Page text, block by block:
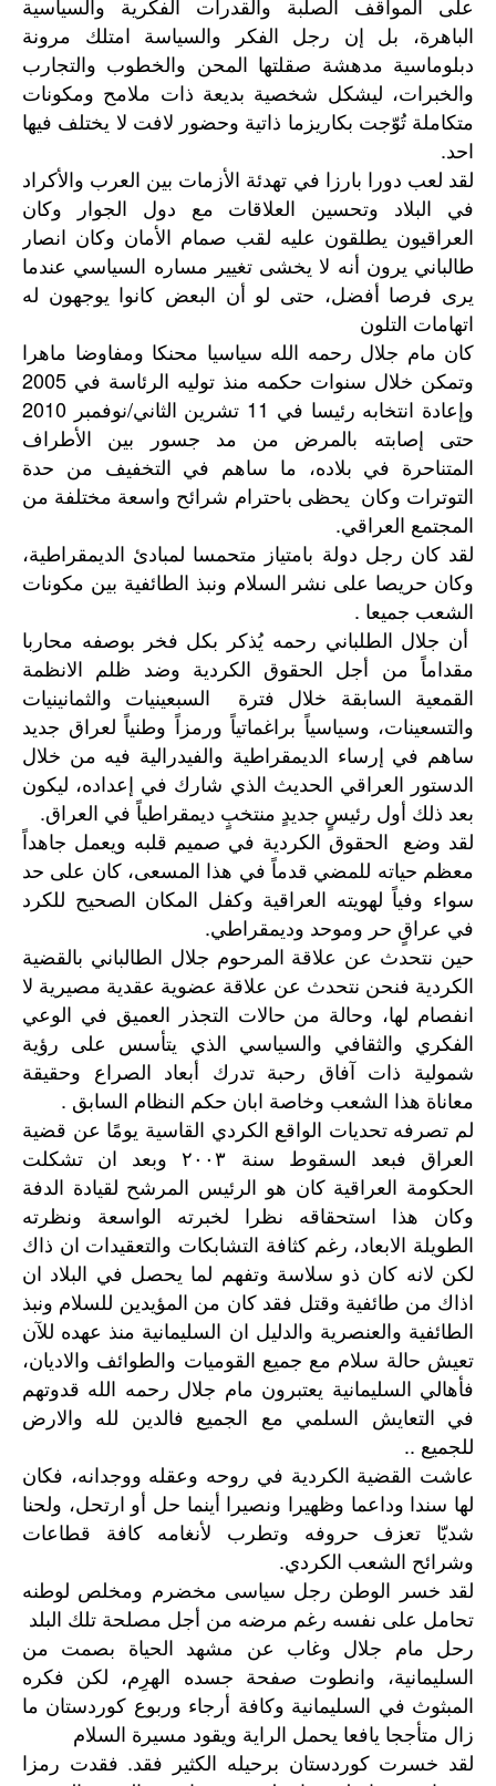
الباهرة، بل إن رجل الفكر والسياسة امتلك مرونة
دبلوماسية مدهشة صقلتها المحن والخطوب والتجارب
والخبرات، ليشكل شخصية بديعة ذات ملامح ومكونات
متكاملة تُوّجت بكاريزما ذاتية وحضور لافت لا يختلف فيها
احد.
لقد لعب دورا بارزا في تهدئة الأزمات بين العرب والأكراد
في البلاد وتحسين العلاقات مع دول الجوار وكان
العراقيون يطلقون عليه لقب صمام الأمان وكان انصار
طالباني يرون أنه لا يخشى تغيير مساره السياسي عندما
يرى فرصا أفضل، حتى لو أن البعض كانوا يوجهون له
اتهامات التلون
كان مام جلال رحمه الله سياسيا محنكا ومفاوضا ماهرا
وتمكن خلال سنوات حكمه منذ توليه الرئاسة في 2005
وإعادة انتخابه رئيسا في 11 تشرين الثاني/نوفمبر 2010
حتى إصابته بالمرض من مد جسور بين الأطراف
المتناحرة في بلاده، ما ساهم في التخفيف من حدة
التوترات وكان يحظى باحترام شرائح واسعة مختلفة من
المجتمع العراقي.
لقد كان رجل دولة بامتياز متحمسا لمبادئ الديمقراطية،
وكان حريصا على نشر السلام ونبذ الطائفية بين مكونات
الشعب جميعا .
أن جلال الطلباني رحمه يُذكر بكل فخر بوصفه محاربا
مقداماً من أجل الحقوق الكردية وضد ظلم الانظمة
القمعية السابقة خلال فترة السبعينيات والثمانينيات
والتسعينات، وسياسياً براغماتياً ورمزاً وطنياً لعراق جديد
ساهم في إرساء الديمقراطية والفيدرالية فيه من خلال
الدستور العراقي الحديث الذي شارك في إعداده، ليكون
بعد ذلك أول رئيسٍ جديدٍ منتخبٍ ديمقراطياً في العراق.
لقد وضع الحقوق الكردية في صميم قلبه ويعمل جاهداً
معظم حياته للمضي قدماً في هذا المسعى، كان على حد
سواء وفياً لهويته العراقية وكفل المكان الصحيح للكرد
في عراقٍ حر وموحد وديمقراطي.
حين نتحدث عن علاقة المرحوم جلال الطالباني بالقضية
الكردية فنحن نتحدث عن علاقة عضوية عقدية مصيرية لا
انفصام لها، وحالة من حالات التجذر العميق في الوعي
الفكري والثقافي والسياسي الذي يتأسس على رؤية
شمولية ذات آفاق رحبة تدرك أبعاد الصراع وحقيقة
معاناة هذا الشعب وخاصة ابان حكم النظام السابق .
لم تصرفه تحديات الواقع الكردي القاسية يومًا عن قضية
العراق فبعد السقوط سنة ٢٠٠٣ وبعد ان تشكلت
الحكومة العراقية كان هو الرئيس المرشح لقيادة الدفة
وكان هذا استحقاقه نظرا لخبرته الواسعة ونظرته
الطويلة الابعاد، رغم كثافة التشابكات والتعقيدات ان ذاك
لكن لانه كان ذو سلاسة وتفهم لما يحصل في البلاد ان
اذاك من طائفية وقتل فقد كان من المؤيدين للسلام ونبذ
الطائفية والعنصرية والدليل ان السليمانية منذ عهده للآن
تعيش حالة سلام مع جميع القوميات والطوائف والاديان،
فأهالي السليمانية يعتبرون مام جلال رحمه الله قدوتهم
في التعايش السلمي مع الجميع فالدين لله والارض
للجميع ..
عاشت القضية الكردية في روحه وعقله ووجدانه، فكان
لها سندا وداعما وظهيرا ونصيرا أينما حل أو ارتحل، ولحنا
شديّا تعزف حروفه وتطرب لأنغامه كافة قطاعات
وشرائح الشعب الكردي.
لقد خسر الوطن رجل سياسى مخضرم ومخلص لوطنه
تحامل على نفسه رغم مرضه من أجل مصلحة تلك البلد
رحل مام جلال وغاب عن مشهد الحياة بصمت من
السليمانية، وانطوت صفحة جسده الهرِم، لكن فكره
المبثوث في السليمانية وكافة أرجاء وربوع كوردستان ما
زال متأججا يافعا يحمل الراية ويقود مسيرة السلام
لقد خسرت كوردستان برحيله الكثير فقد. فقدت رمزا